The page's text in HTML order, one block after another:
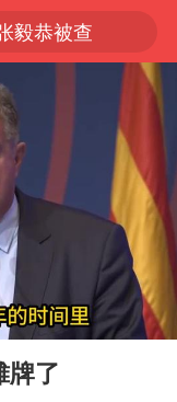
毅恭被查
“电影+”如何激发千亿级消费新活力？
台风白海豚已进入24小时警戒线
茶怎么选
上海：台风白海豚或将带来龙卷风
级地震致1死
中国女篮70-67险胜尼日利亚女篮
03:59
牌了